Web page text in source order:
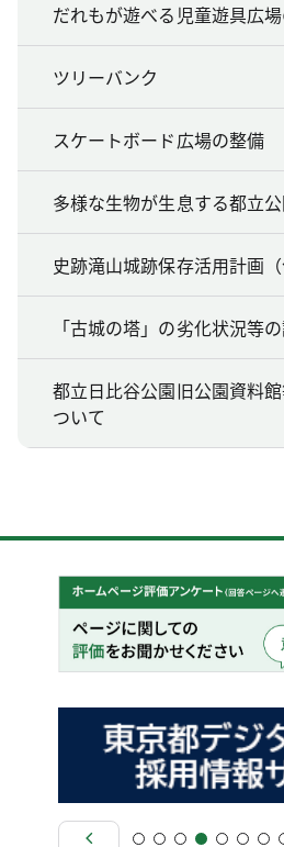
だれもが遊べる児童遊具広
ツリーバンク
スケートボード広場の整備
多様な生物が生息する都立
史跡滝山城跡保存活用計画（
「古城の塔」の劣化状況等
都立日比谷公園旧公園資料
ついて